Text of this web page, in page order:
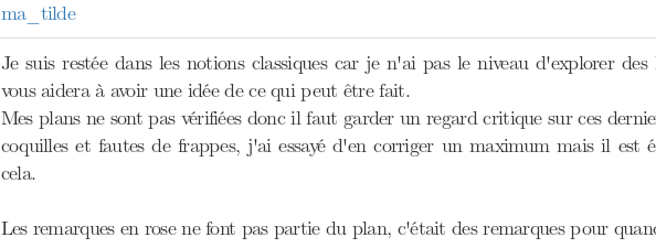
ma_tilde
Je suis restée dans les notions classiques car je n'ai pas le niveau d'explorer
vous aidera à avoir une idée de ce qui peut être fait.
Mes plans ne sont pas vérifiées donc il faut garder un regard critique sur ces
coquilles et fautes de frappes, j'ai essayé d'en corriger un maximum mais il est
cela.
Les remarques en rose ne font pas partie du plan, c'était des remarques pour